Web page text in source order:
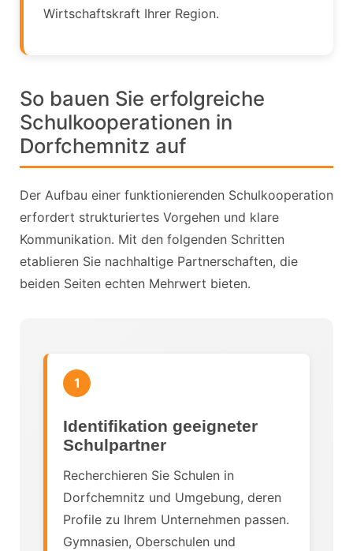
Wirtschaftskraft Ihrer Region.
So bauen Sie erfolgreiche
Schulkooperationen in
Dorfchemnitz auf
Der Aufbau einer funktionierenden Schulkooperation
erfordert strukturiertes Vorgehen und klare
Kommunikation. Mit den folgenden Schritten
etablieren Sie nachhaltige Partnerschaften, die
beiden Seiten echten Mehrwert bieten.
1
Identifikation geeigneter
Schulpartner
Recherchieren Sie Schulen in
Dorfchemnitz und Umgebung, deren
Profile zu Ihrem Unternehmen passen.
Gymnasien, Oberschulen und